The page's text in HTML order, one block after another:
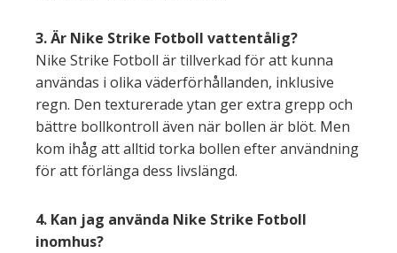
3. Är Nike Strike Fotboll vattentålig?
Nike Strike Fotboll är tillverkad för att kunna
användas i olika väderförhållanden, inklusive
regn. Den texturerade ytan ger extra grepp och
bättre bollkontroll även när bollen är blöt. Men
kom ihåg att alltid torka bollen efter användning
för att förlänga dess livslängd.
4. Kan jag använda Nike Strike Fotboll
inomhus?